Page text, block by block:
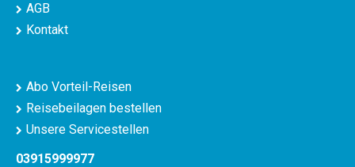
AGB
Kontakt
Abo Vorteil-Reisen
Reisebeilagen bestellen
Unsere Servicestellen
03915999977